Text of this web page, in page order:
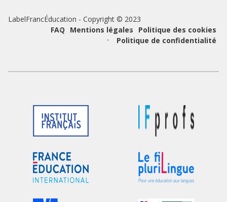
LabelFrancÉducation - Copyright © 2023
page
FAQ Mentions légales
Politique des cookies
Politique de confidentialité
Logo
du
partenaire
Logo
Logo
du
Logo
du